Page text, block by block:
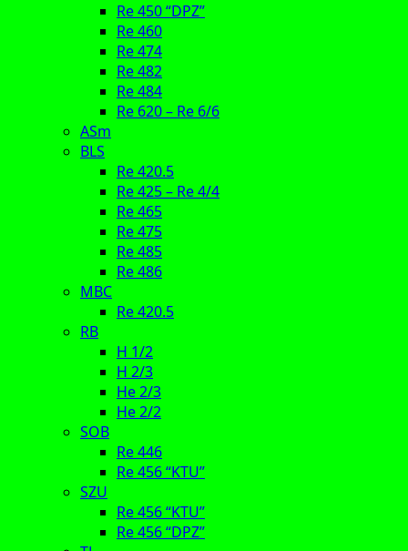
Re 450 “DPZ”
Re 460
Re 474
Re 482
Re 484
Re 620 – Re 6/6
ASm
BLS
Re 420.5
Re 425 – Re 4/4
Re 465
Re 475
Re 485
Re 486
MBC
Re 420.5
RB
H 1/2
H 2/3
He 2/3
He 2/2
SOB
Re 446
Re 456 “KTU”
SZU
Re 456 “KTU”
Re 456 “DPZ”